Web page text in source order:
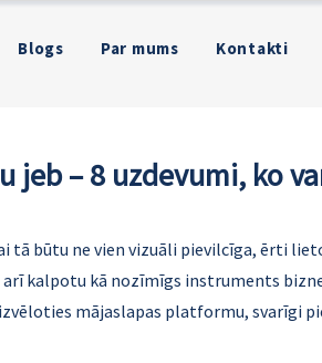
Blogs Par mums Kontakti
jeb – 8 uzdevumi, ko
tā būtu ne vien vizuāli pievilcīga, ērti
kalpotu kā nozīmīgs instruments
mājaslapas platformu, svarīgi